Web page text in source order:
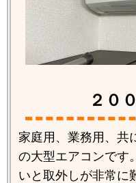
２０
家庭用、業務用、共
の大型エアコンです
いと取外しが非常に